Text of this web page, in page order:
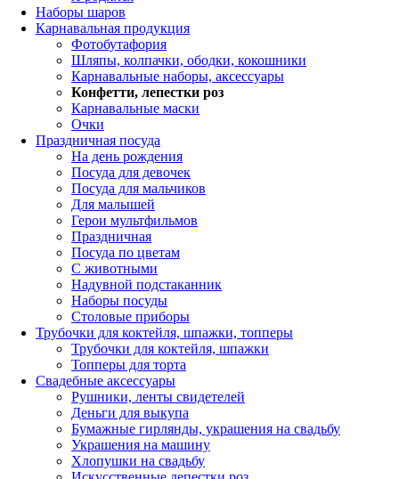
Наборы шаров
Карнавальная продукция
Фотобутафория
Шляпы, колпачки, ободки, кокошники
Карнавальные наборы, аксессуары
Конфетти, лепестки роз
Карнавальные маски
Очки
Праздничная посуда
На день рождения
Посуда для девочек
Посуда для мальчиков
Для малышей
Герои мультфильмов
Праздничная
Посуда по цветам
С животными
Надувной подстаканник
Наборы посуды
Столовые приборы
Трубочки для коктейля, шпажки, топперы
Трубочки для коктейля, шпажки
Топперы для торта
Свадебные аксессуары
Рушники, ленты свидетелей
Деньги для выкупа
Бумажные гирлянды, украшения на свадьбу
Украшения на машину
Хлопушки на свадьбу